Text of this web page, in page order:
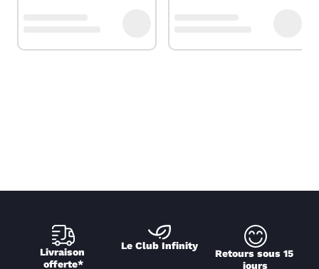
Livraison
offerte*
Le Club Infinity
Retours sous 15
jours